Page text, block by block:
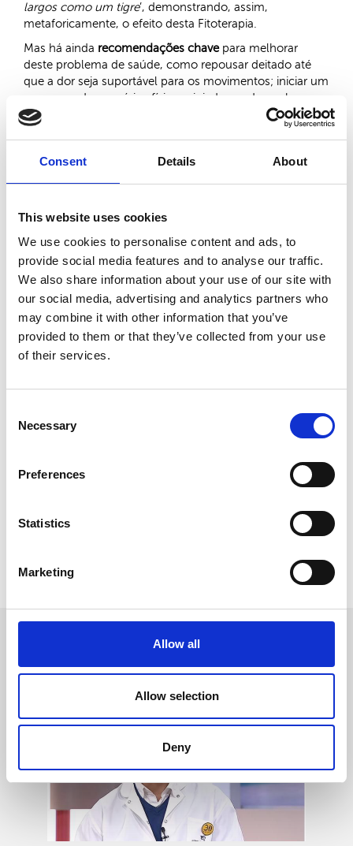
Consent Details About
This website uses cookies
We use cookies to personalise content and ads, to
provide social media features and to analyse our traffic.
We also share information about your use of our site with
our social media, advertising and analytics partners who
may combine it with other information that you’ve
provided to them or that they’ve collected from your use
of their services.
Selection
Necessary
Preferences
Statistics
Marketing
Allow all
Allow selection
Deny
largos como um tigre’, demonstrando, assim,
metaforicamente, o efeito desta Fitoterapia.
Mas há ainda recomendações chavepara melhorar
deste problema de saúde, como repousar deitado até
que a dor seja suportável para os movimentos; iniciar um
programa de exercícios físicos vigiados onde ganhe
resistência e exercite os músculos do tronco. Isto caso
não haja contra indicações médicas para praticar estes
deformações na coluna poderá não ser recomendado.
Perder peso é outro aspeto de salientar em muitos dos
Chinesa também tem uma grande eficácia, pois pode
conjugar uma perda lenta e saudável de peso com o
tratamento para as lombalgias, apesar de ser sempre
necessário um regime personalizado para auxiliar no
emagrecimento, que pode ser generalizado ou
localizado, conforme os casos.
Leia aqui um artigo
Voltar
OUTRASNOTÍCIAS